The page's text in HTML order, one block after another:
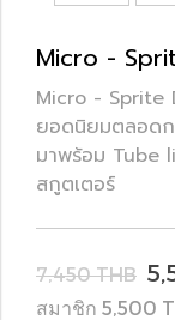
Micro -
Micro - Sprite
ยอดนิยมตลอดก
มาพร้อม Tube
สกูตเตอร์
7,450 THB
สมาชิก 5,500